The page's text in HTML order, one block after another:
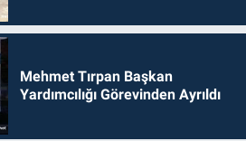
Mehmet Tırpan Başkan
Yardımcılığı Görevinden Ayrıldı